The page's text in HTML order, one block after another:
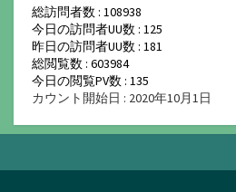
総訪問者数 : 108938
今日の訪問者UU数 : 125
昨日の訪問者UU数 : 181
総閲覧数 : 603984
今日の閲覧PV数 : 135
カウント開始日 : 2020年10月1日